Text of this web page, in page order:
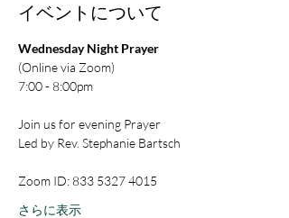
イベントについて
Wednesday Night Prayer
(Online via Zoom)
7:00 - 8:00pm
Join us for evening Prayer
Led by Rev. Stephanie Bartsch
Zoom ID: 833 5327 4015
さらに表示